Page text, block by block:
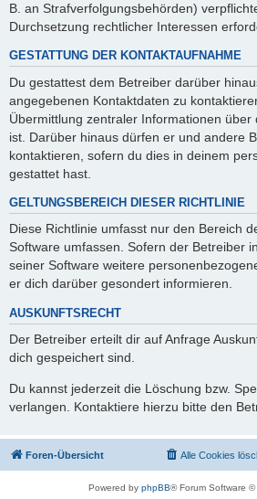
B. an Strafverfolgungsbehörden)
Durchsetzung rechtlicher Interessen
GESTATTUNG DER KONTAKTAUFNAHME
Du gestattest dem Betreiber darüber
angegebenen Kontaktdaten zu
Übermittlung zentraler Informationen über
ist. Darüber hinaus dürfen er und andere
kontaktieren, sofern du dies in deinem
gestattet hast.
GELTUNGSBEREICH DIESER RICHTLINIE
Diese Richtlinie umfasst nur den Bereich
Software umfassen. Sofern der Betreiber
seiner Software weitere
er dich darüber gesondert informieren.
AUSKUNFTSRECHT
Der Betreiber erteilt dir auf Anfrage
dich gespeichert sind.
Du kannst jederzeit die Löschung bzw.
verlangen. Kontaktiere hierzu bitte den
Foren-Übersicht Alle Cookies
Powered by phpBB® Forum Software ©